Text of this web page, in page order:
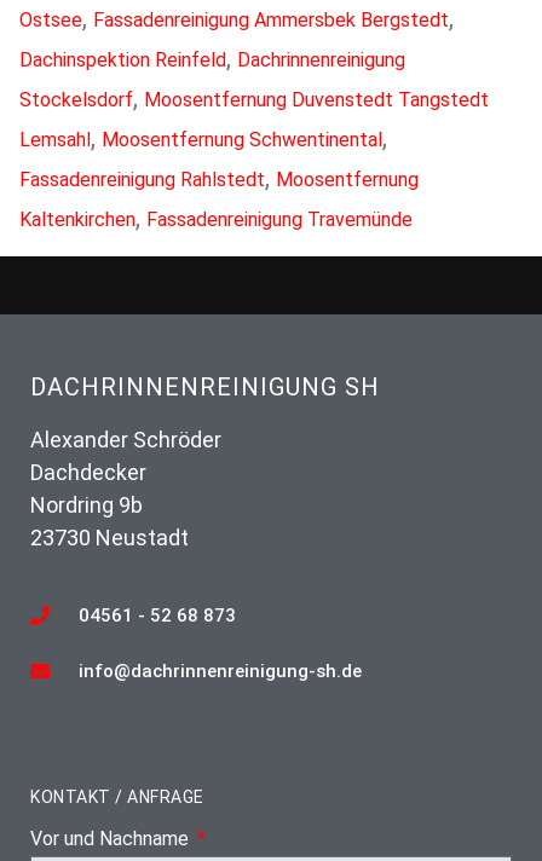
Ostsee, Fassadenreinigung Ammersbek Bergstedt,
Dachinspektion Reinfeld, Dachrinnenreinigung
Stockelsdorf, Moosentfernung Duvenstedt Tangstedt
Lemsahl, Moosentfernung Schwentinental,
Fassadenreinigung Rahlstedt, Moosentfernung
Kaltenkirchen, Fassadenreinigung Travemünde
DACHRINNENREINIGUNG SH
Alexander Schröder
Dachdecker
Nordring 9b
23730 Neustadt
04561 - 52 68 873
info@dachrinnenreinigung-sh.de
KONTAKT / ANFRAGE
Vor und Nachname